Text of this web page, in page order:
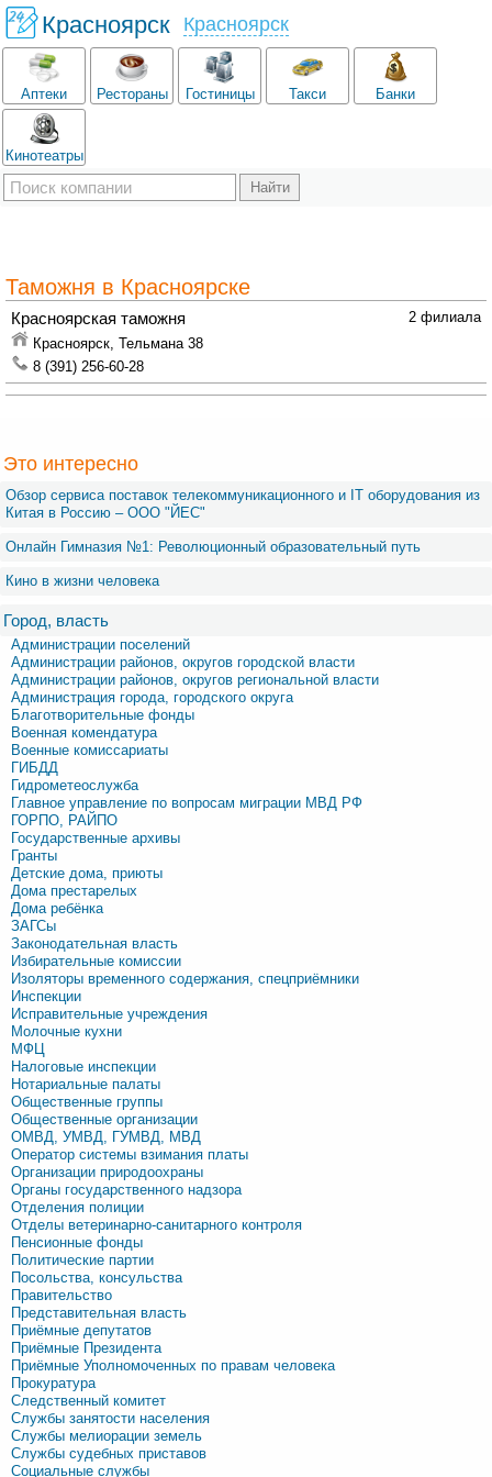
Красноярск Красноярск
Аптеки Рестораны Гостиницы Такси Банки
Кинотеатры
Таможня в Красноярске
2 филиала
Красноярская таможня
Красноярск, Тельмана 38
8 (391) 256-60-28
Это интересно
Обзор сервиса поставок телекоммуникационного и IT оборудования из
Китая в Россию – OOO "ЙЕС"
Онлайн Гимназия №1: Революционный образовательный путь
Кино в жизни человека
Город, власть
Администрации поселений
Администрации районов, округов городской власти
Администрации районов, округов региональной власти
Администрация города, городского округа
Благотворительные фонды
Военная комендатура
Военные комиссариаты
ГИБДД
Гидрометеослужба
Главное управление по вопросам миграции МВД РФ
ГОРПО, РАЙПО
Государственные архивы
Гранты
Детские дома, приюты
Дома престарелых
Дома ребёнка
ЗАГСы
Законодательная власть
Избирательные комиссии
Изоляторы временного содержания, спецприёмники
Инспекции
Исправительные учреждения
Молочные кухни
МФЦ
Налоговые инспекции
Нотариальные палаты
Общественные группы
Общественные организации
ОМВД, УМВД, ГУМВД, МВД
Оператор системы взимания платы
Организации природоохраны
Органы государственного надзора
Отделения полиции
Отделы ветеринарно-санитарного контроля
Пенсионные фонды
Политические партии
Посольства, консульства
Правительство
Представительная власть
Приёмные депутатов
Приёмные Президента
Приёмные Уполномоченных по правам человека
Прокуратура
Следственный комитет
Службы занятости населения
Службы мелиорации земель
Службы судебных приставов
Социальные службы